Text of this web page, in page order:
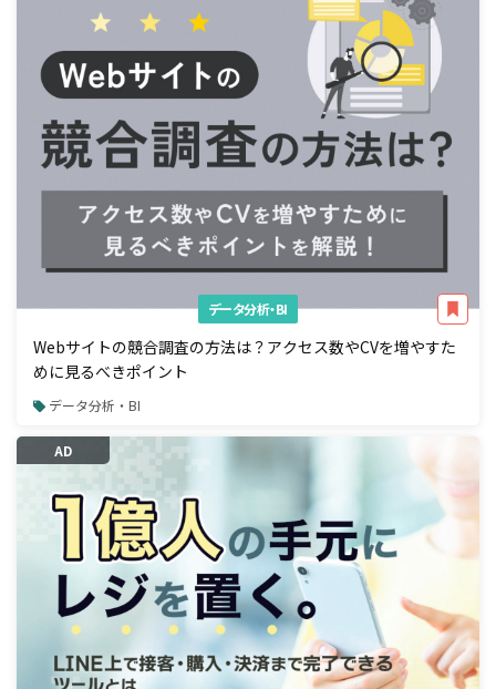
データ分析・BI
Webサイトの競合調査の方法は？アクセス数やCVを増やすた
めに見るべきポイント
データ分析・BI
AD